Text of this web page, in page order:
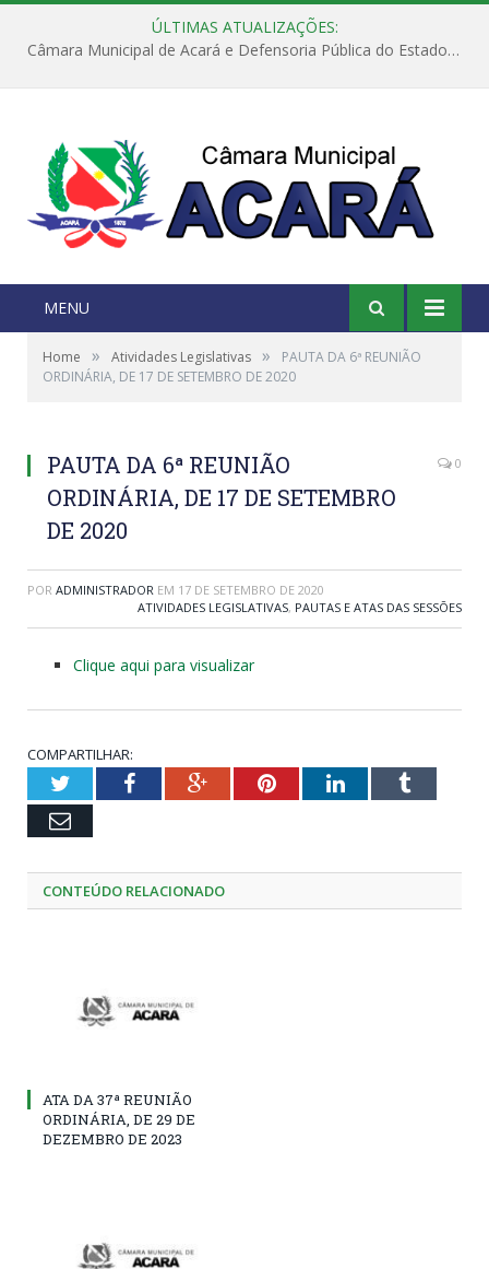
ÚLTIMAS ATUALIZAÇÕES:
Câmara Municipal de Acará e Defensoria Pública do Estado, promovem Ação Balcão de Direitos
MENU
Home » Atividades Legislativas »
PAUTA DA 6ª REUNIÃO
ORDINÁRIA, DE 17 DE SETEMBRO DE 2020
PAUTA DA 6ª REUNIÃO
ORDINÁRIA, DE 17 DE SETEMBRO
DE 2020
0
POR ADMINISTRADOR EM 17 DE SETEMBRO DE 2020
ATIVIDADES LEGISLATIVAS, PAUTAS E ATAS DAS SESSÕES
Clique aqui para visualizar
COMPARTILHAR:
TwitterFacebookGoogle+PinterestLinkedInTumblr
Email
CONTEÚDO RELACIONADO
ATA DA 37ª REUNIÃO
ORDINÁRIA, DE 29 DE
DEZEMBRO DE 2023